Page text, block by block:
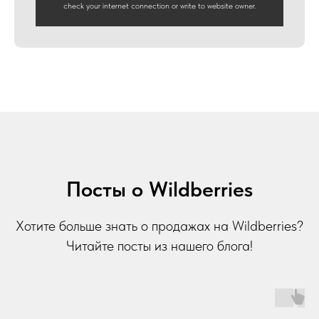
check your internet connection or write to website owner.
Посты о Wildberries
Хотите больше знать о продажах на Wildberries?
Читайте посты из нашего блога!